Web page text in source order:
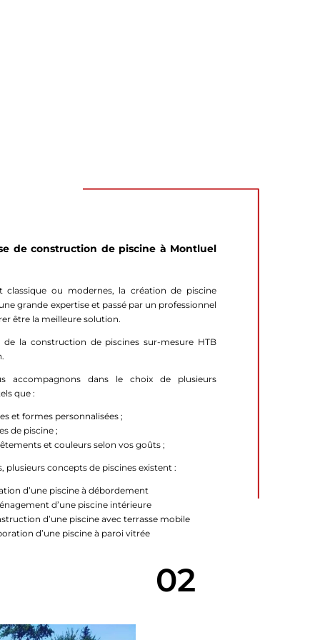
de construction de piscine à Montluel
classique ou modernes, la création de piscine
grande expertise et passé par un professionnel
être la meilleure solution.
de la construction de piscines sur-mesure HTB
accompagnons dans le choix de plusieurs
que :
et formes personnalisées ;
de piscine ;
et couleurs selon vos goûts ;
plusieurs concepts de piscines existent :
d’une piscine à débordement
d’une piscine intérieure
d’une piscine avec terrasse mobile
d’une piscine à paroi vitrée
02